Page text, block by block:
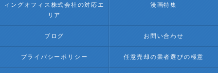
ィングオフィス株式会社の対応エ
リア
漫画特集
ブログ お問い合わせ
プライバシーポリシー 任意売却の業者選びの極意